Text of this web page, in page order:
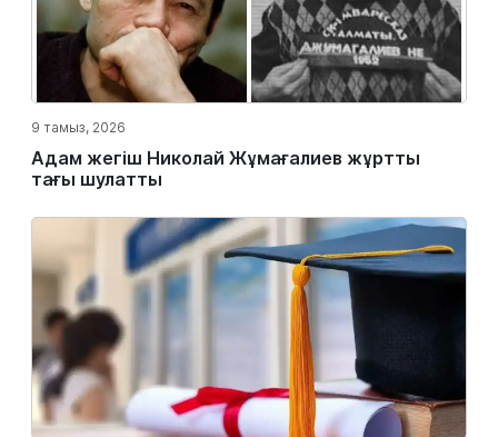
9 тамыз, 2026
Адам жегіш Николай Жұмағалиев жұртты
тағы шулатты